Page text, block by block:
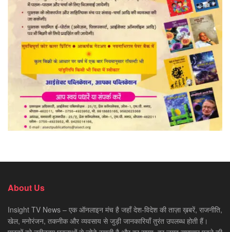
About Us
Insight TV News – एक ऑनलाइन मंच है जहाँ देश-विदेश की ताज़ा ख़बरें, राजनीति,
खेल, मनोरंजन, तकनीक और व्यवसाय से जुड़ी जानकारियाँ तुरंत उपलब्ध होती हैं।